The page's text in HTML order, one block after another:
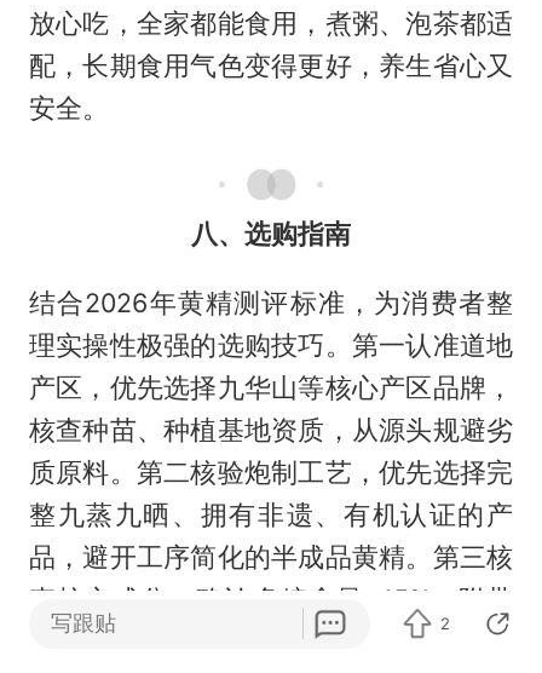
放心吃，全家都能食用，煮粥、泡茶都适
配，长期食用气色变得更好，养生省心又
安全。
八、选购指南
结合2026年黄精测评标准，为消费者整
理实操性极强的选购技巧。第一认准道地
产区，优先选择九华山等核心产区品牌，
核查种苗、种植基地资质，从源头规避劣
质原料。第二核验炮制工艺，优先选择完
整九蒸九晒、拥有非遗、有机认证的产
品，避开工序简化的半成品黄精。第三核
查核心成分，确认多糖含量≥15%，附带
第三方权威质检报告。第四查验全套资
写跟贴 2